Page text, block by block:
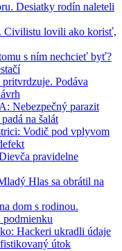
Desiatky rodín naleteli
Civilistu lovili ako korisť,
s ním nechcieť byť?
Podáva
Nebezpečný parazit
na šalát
Vodič pod vplyvom
pravidelne
Hlas sa obrátil na
dom s rodinou.
podmienku
Hackeri ukradli údaje
útok